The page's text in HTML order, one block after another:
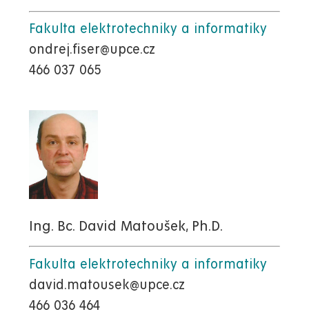
Fakulta elektrotechniky a informatiky
ondrej.fiser@upce.cz
466 037 065
Ing. Bc. David Matoušek, Ph.D.
Fakulta elektrotechniky a informatiky
david.matousek@upce.cz
466 036 464